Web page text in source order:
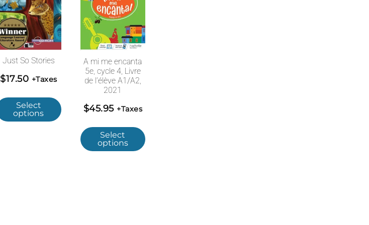
Just So Stories
$17.50 +Taxes
Select
options
A mi me encanta
5e, cycle 4, Livre
de l’élève A1/A2,
2021
$45.95 +Taxes
Select
options